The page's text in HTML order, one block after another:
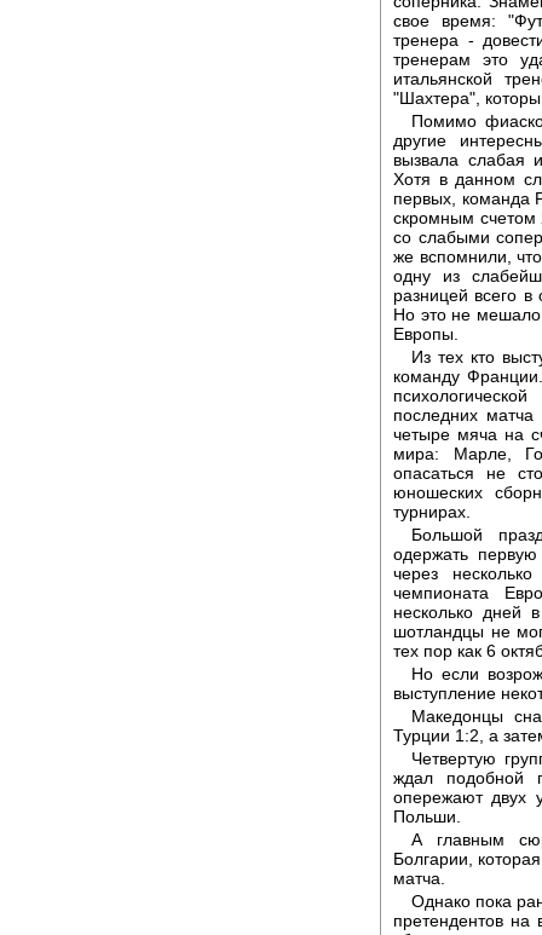
свое время:
тренера -
тренерам это
итальянской
"Шахтера",
Помимо
другие
вызвала слабая
Хотя в данном
первых, команда
скромным счетом
со слабыми
же вспомнили,
одну из
разницей всего
Но это не
Европы.
Из тех кто
команду
последних
четыре мяча на
мира: Марле,
опасаться не
юношеских
турнирах.
Большой
одержать
через
чемпионата
несколько дней
шотландцы не
тех пор как 6
Но если
выступление
Македонцы
Турции 1:2, а
Четвертую
ждал подобной
опережают двух
Польши.
А главным
Болгарии,
матча.
Однако пока
претендентов